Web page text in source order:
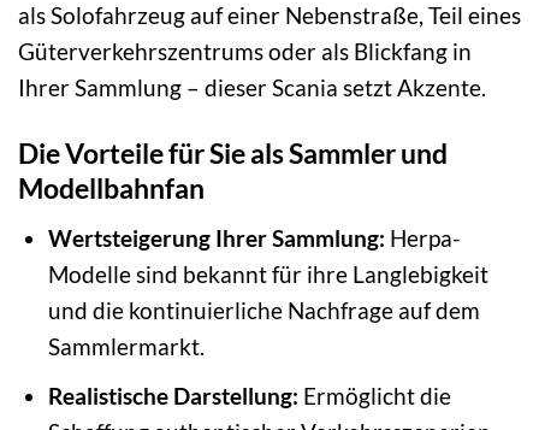
als Solofahrzeug auf einer Nebenstraße, Teil eines
Güterverkehrszentrums oder als Blickfang in
Ihrer Sammlung – dieser Scania setzt Akzente.
Die Vorteile für Sie als Sammler und
Modellbahnfan
Wertsteigerung Ihrer Sammlung: Herpa-
Modelle sind bekannt für ihre Langlebigkeit
und die kontinuierliche Nachfrage auf dem
Sammlermarkt.
Realistische Darstellung: Ermöglicht die